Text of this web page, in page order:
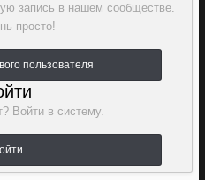
запись в нашем сообществе.
просто!
пользователя
Войти в систему.